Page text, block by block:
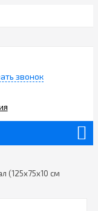
звонок
(125х75х10 см